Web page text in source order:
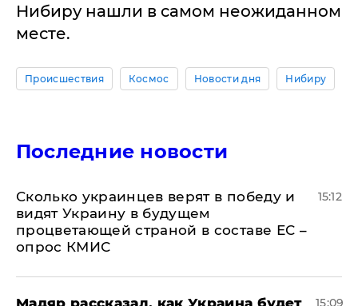
Нибиру нашли в самом неожиданном
месте.
Происшествия Космос Новости дня Нибиру
Последние новости
Сколько украинцев верят в победу и
видят Украину в будущем
процветающей страной в составе ЕС –
опрос КМИС
15:12
Мадяр рассказал, как Украина будет 15:09